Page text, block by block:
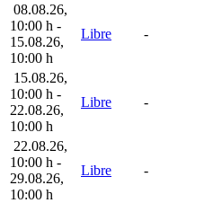
08.08.26,
10:00 h -
15.08.26,
10:00 h
Libre -
15.08.26,
10:00 h -
22.08.26,
10:00 h
Libre -
22.08.26,
10:00 h -
29.08.26,
10:00 h
Libre -